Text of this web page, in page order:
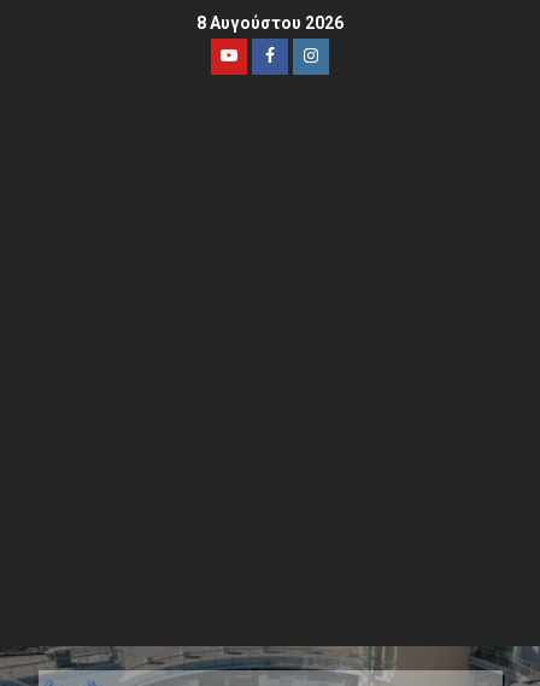
8 Αυγούστου 2026